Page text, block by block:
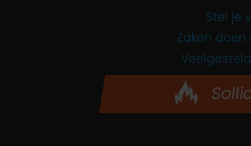
Stel je
Zaken doen